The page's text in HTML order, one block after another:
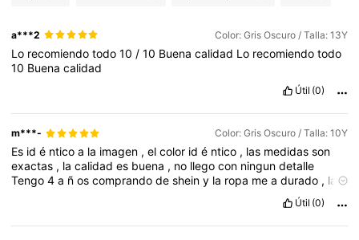
a***2 Color: Gris Oscuro / Talla: 13Y
Lo recomiendotodo10 /10 Buenacalidad Lo recomiendotodo
10 Buenacalidad
Útil (0)
m***- Color: Gris Oscuro / Talla: 10Y
Es idé nticoa la imagen ,elcolor idé ntico , las medidasson
exactas , lacalidades buena , no llegocon ningundetalle
Tengo4a ñoscomprandodesheiny la ropa meadurado , la
que
Útil (0)